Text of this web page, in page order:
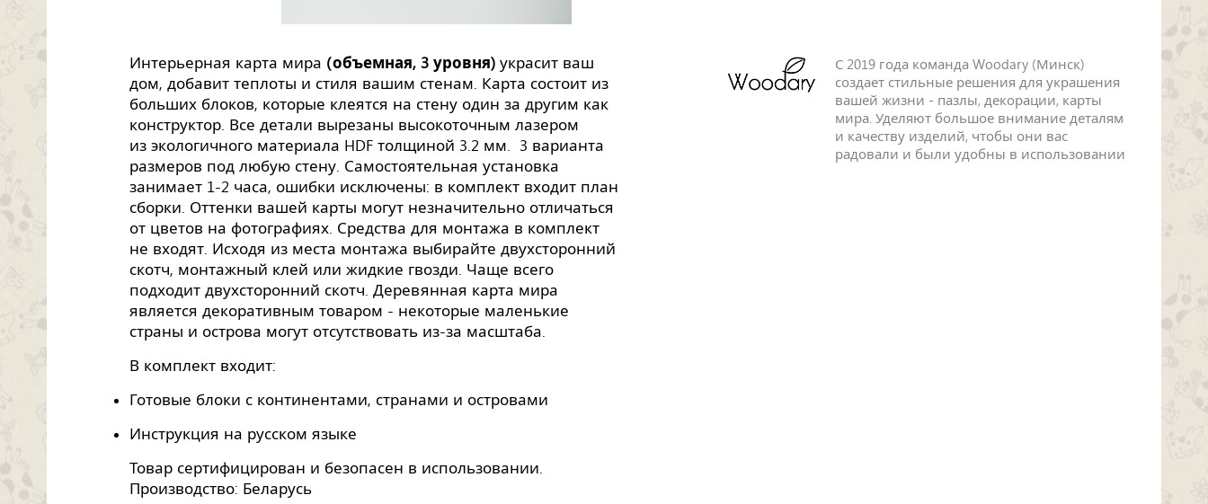
Интерьерная карта мира (объемная, 3 уровня) украсит ваш
дом, добавит теплоты и стиля вашим стенам. Карта состоит из
больших блоков, которые клеятся на стену один за другим как
конструктор. Все детали вырезаны высокоточным лазером
из экологичного материала HDF толщиной 3.2 мм. 3 варианта
размеров под любую стену. Самостоятельная установка
занимает 1-2 часа, ошибки исключены: в комплект входит план
сборки. Оттенки вашей карты могут незначительно отличаться
от цветов на фотографиях. Средства для монтажа в комплект
не входят. Исходя из места монтажа выбирайте двухсторонний
скотч, монтажный клей или жидкие гвозди. Чаще всего
подходит двухсторонний скотч. Деревянная карта мира
является декоративным товаром - некоторые маленькие
страны и острова могут отсутствовать из-за масштаба.
В комплект входит:
Готовые блоки с континентами, странами и островами
Инструкция на русском языке
Товар сертифицирован и безопасен в использовании.
Производство: Беларусь
С 2019 года команда Woodary (Минск)
создает стильные решения для украшения
вашей жизни - пазлы, декорации, карты
мира. Уделяют большое внимание деталям
и качеству изделий, чтобы они вас
радовали и были удобны в использовании